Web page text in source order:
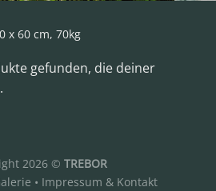
x 60 cm, 70kg
gefunden, die deiner
2026 © TREBOR
• Impressum & Kontakt